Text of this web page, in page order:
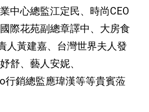
中心總監江定民、時尚CEO
際花苑副總章譯中、大房食
人黃建嘉、台灣世界夫人發
舒、藝人安妮、
行銷總監應瑋漢等等貴賓蒞